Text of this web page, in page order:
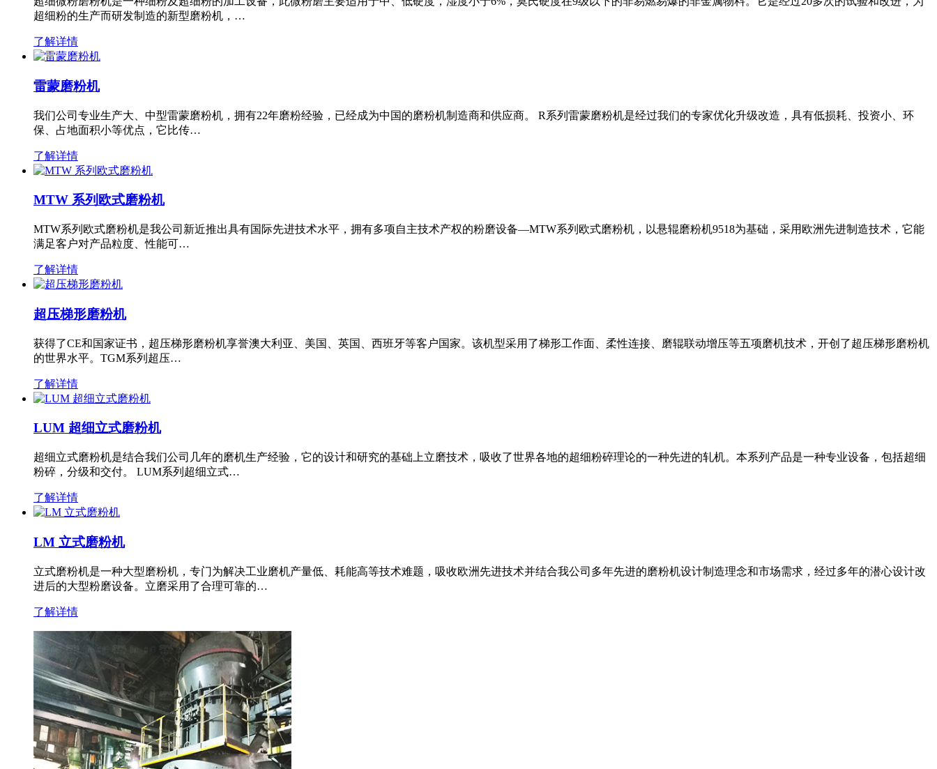
超细粉的生产而研发制造的新型磨粉机，…
了解详情
雷蒙磨粉机
我们公司专业生产大、中型雷蒙磨粉机，拥有22年磨粉经验，已经成为中国的磨粉机制造商和供应商。 R系列雷蒙磨粉机是经过我们的专家优化升级改造，具有低损耗、投资小、环
保、占地面积小等优点，它比传…
了解详情
MTW 系列欧式磨粉机
MTW系列欧式磨粉机是我公司新近推出具有国际先进技术水平，拥有多项自主技术产权的粉磨设备—MTW系列欧式磨粉机，以悬辊磨粉机9518为基础，采用欧洲先进制造技术，它能
满足客户对产品粒度、性能可…
了解详情
超压梯形磨粉机
获得了CE和国家证书，超压梯形磨粉机享誉澳大利亚、美国、英国、西班牙等客户国家。该机型采用了梯形工作面、柔性连接、磨辊联动增压等五项磨机技术，开创了超压梯形磨粉机
的世界水平。TGM系列超压…
了解详情
LUM 超细立式磨粉机
超细立式磨粉机是结合我们公司几年的磨机生产经验，它的设计和研究的基础上立磨技术，吸收了世界各地的超细粉碎理论的一种先进的轧机。本系列产品是一种专业设备，包括超细
粉碎，分级和交付。 LUM系列超细立式…
了解详情
LM 立式磨粉机
立式磨粉机是一种大型磨粉机，专门为解决工业磨机产量低、耗能高等技术难题，吸收欧洲先进技术并结合我公司多年先进的磨粉机设计制造理念和市场需求，经过多年的潜心设计改
进后的大型粉磨设备。立磨采用了合理可靠的…
了解详情